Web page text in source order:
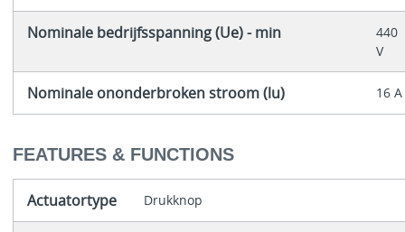
Nominale bedrijfsspanning (Ue) - min
440
V
Nominale ononderbroken stroom (lu) 16 A
FEATURES & FUNCTIONS
Actuatortype Drukknop